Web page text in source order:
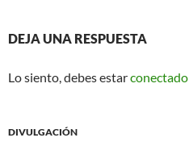
DEJA UNA RESPUESTA
Lo siento, debes estarconectado
DIVULGACIÓN